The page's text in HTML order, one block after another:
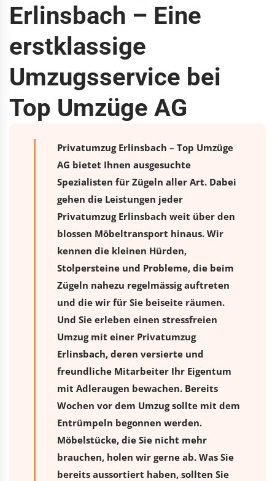
Erlinsbach – Eine
erstklassige
Umzugsservice bei
Top Umzüge AG
Privatumzug Erlinsbach – Top Umzüge
AG bietet Ihnen ausgesuchte
Spezialisten für Zügeln aller Art. Dabei
gehen die Leistungen jeder
Privatumzug Erlinsbach weit über den
blossen Möbeltransport hinaus. Wir
kennen die kleinen Hürden,
Stolpersteine und Probleme, die beim
Zügeln nahezu regelmässig auftreten
und die wir für Sie beiseite räumen.
Und Sie erleben einen stressfreien
Umzugmit einer Privatumzug
Erlinsbach, deren versierte und
freundliche Mitarbeiter Ihr Eigentum
mit Adleraugen bewachen. Bereits
Wochen vor dem Umzug sollte mit dem
Entrümpeln begonnen werden.
Möbelstücke, die Sie nicht mehr
brauchen, holen wir gerne ab. Was Sie
bereits aussortiert haben, sollten Sie